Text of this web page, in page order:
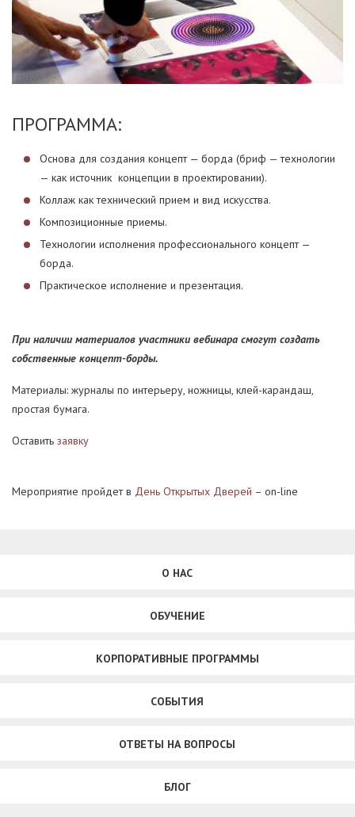
ПРОГРАММА:
Основа для создания концепт — борда (бриф — технологии
— как источник концепции в проектировании).
Коллаж как технический прием и вид искусства.
Композиционные приемы.
Технологии исполнения профессионального концепт —
борда.
Практическое исполнение и презентация.
При наличии материалов участники вебинара смогут создать
собственные концепт-борды.
Материалы: журналы по интерьеру, ножницы, клей-карандаш,
простая бумага.
Оставить заявку
Мероприятие пройдет в День Открытых Дверей – on-line
О НАС
ОБУЧЕНИЕ
КОРПОРАТИВНЫЕ ПРОГРАММЫ
СОБЫТИЯ
ОТВЕТЫ НА ВОПРОСЫ
БЛОГ